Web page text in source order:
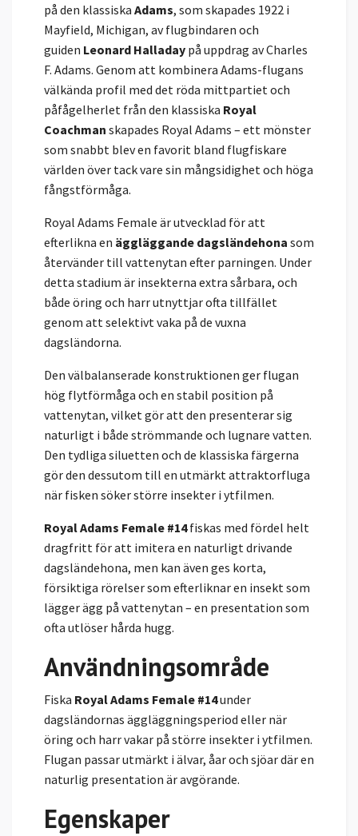
på den klassiska Adams, som skapades 1922 i
Mayfield, Michigan, av flugbindaren och
guiden Leonard Halladay på uppdrag av Charles
F. Adams. Genom att kombinera Adams-flugans
välkända profil med det röda mittpartiet och
påfågelherlet från den klassiska Royal
Coachman skapades Royal Adams – ett mönster
som snabbt blev en favorit bland flugfiskare
världen över tack vare sin mångsidighet och höga
fångstförmåga.
Royal Adams Female är utvecklad för att
efterlikna en äggläggande dagsländehona som
återvänder till vattenytan efter parningen. Under
detta stadium är insekterna extra sårbara, och
både öring och harr utnyttjar ofta tillfället
genom att selektivt vaka på de vuxna
dagsländorna.
Den välbalanserade konstruktionen ger flugan
hög flytförmåga och en stabil position på
vattenytan, vilket gör att den presenterar sig
naturligt i både strömmande och lugnare vatten.
Den tydliga siluetten och de klassiska färgerna
gör den dessutom till en utmärkt attraktorfluga
när fisken söker större insekter i ytfilmen.
Royal Adams Female #14fiskas med fördel helt
dragfritt för att imitera en naturligt drivande
dagsländehona, men kan även ges korta,
försiktiga rörelser som efterliknar en insekt som
lägger ägg på vattenytan – en presentation som
ofta utlöser hårda hugg.
Användningsområde
Fiska Royal Adams Female #14under
dagsländornas äggläggningsperiod eller när
öring och harr vakar på större insekter i ytfilmen.
Flugan passar utmärkt i älvar, åar och sjöar där en
naturlig presentation är avgörande.
Egenskaper